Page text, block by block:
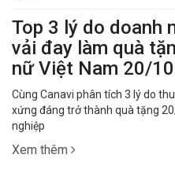
Top 3 lý do doanh
vải đay làm quà
nữ Việt Nam 20/10
Cùng Canavi phân tích 3 lý do
xứng đáng trở thành quà tặng
nghiệp
Xem thêm